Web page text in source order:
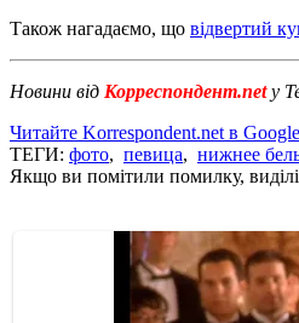
Також нагадаємо, що відвертий
Новини від Корреспондент.net у
Читайте Korrespondent.net в
ТЕГИ: фото, певица, нижнее
Якщо ви помітили помилку,